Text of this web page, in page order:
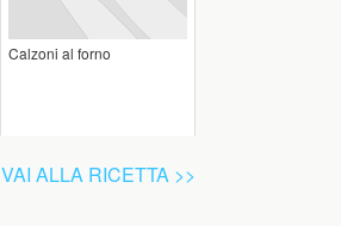
Calzoni al forno
VAI ALLA RICETTA >>